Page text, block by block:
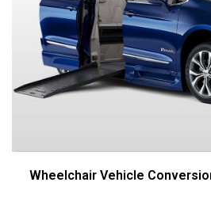
Wheelchair Vehicle